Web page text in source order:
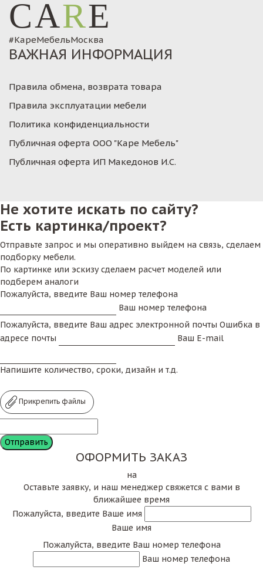
CARE
#КареМебельМосква
ВАЖНАЯ ИНФОРМАЦИЯ
Правила обмена, возврата товара
Правила эксплуатации мебели
Политика конфиденциальности
Публичная оферта ООО "Каре Мебель"
Публичная оферта ИП Македонов И.С.
Не хотите искать по сайту?
Есть картинка/проект?
Отправьте запрос и мы оперативно выйдем на связь, сделаем
подборку мебели.
По картинке или эскизу сделаем расчет моделей или
подберем аналоги
Пожалуйста, введите Ваш номер телефона
Ваш номер телефона
Пожалуйста, введите Ваш адрес электронной почты Ошибка в
адресе почты
Ваш E-mail
Напишите количество, сроки, дизайн и т.д.
Прикрепить файлы
ОФОРМИТЬ ЗАКАЗ
на
Оставьте заявку, и наш менеджер свяжется с вами в
ближайшее время
Пожалуйста, введите Ваше имя
Ваше имя
Пожалуйста, введите Ваш номер телефона
Ваш номер телефона